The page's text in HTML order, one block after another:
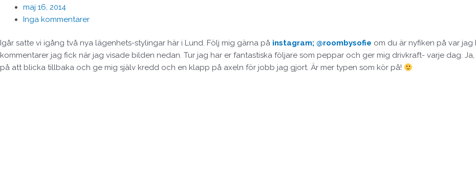
maj 16, 2014
Inga kommentarer
Igår satte vi igång två nya lägenhets-stylingar här i Lund. Följ mig gärna på instagram; @roombysofie om du är nyfiken på var
kommentarer jag fick när jag visade bilden nedan. Tur jag har er fantastiska följare som peppar och ger mig drivkraft- varje dag.
på att blicka tillbaka och ge mig själv kredd och en klapp på axeln för jobb jag gjort. Är mer typen som kör på!